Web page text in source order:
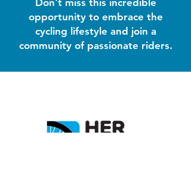
Don't miss this incredible
opportunity to embrace the
cycling lifestyle and join a
community of passionate riders.